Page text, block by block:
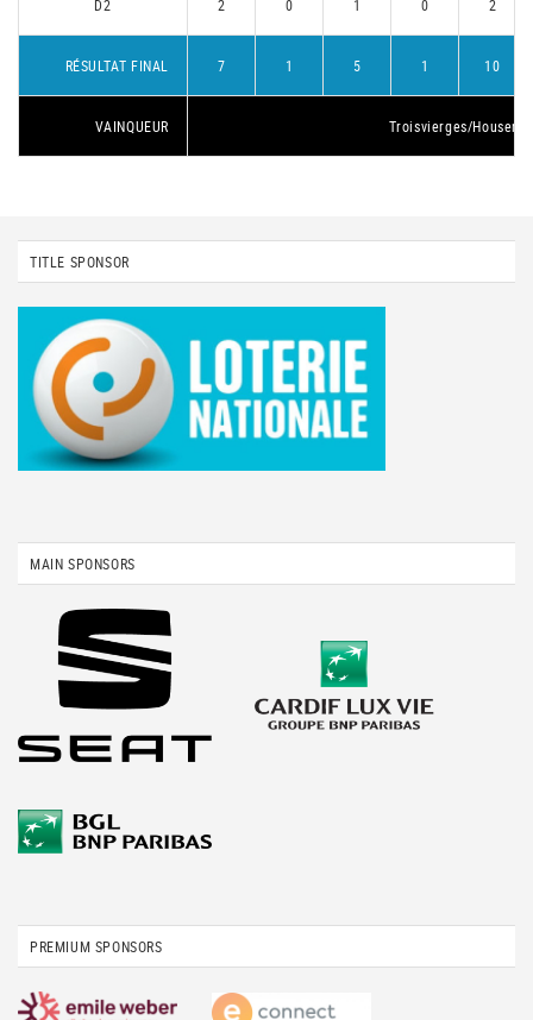
D2 2 0 1 0 2
RÉSULTAT FINAL 7 1 5 1 10
VAINQUEUR Troisvierges/Housen 1
TITLE SPONSOR
MAIN SPONSORS
PREMIUM SPONSORS